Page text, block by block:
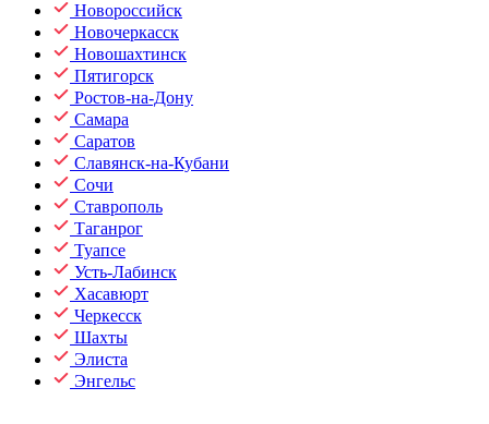
Новороссийск
Новочеркасск
Новошахтинск
Пятигорск
Ростов-на-Дону
Самара
Саратов
Славянск-на-Кубани
Сочи
Ставрополь
Таганрог
Туапсе
Усть-Лабинск
Хасавюрт
Черкесск
Шахты
Элиста
Энгельс